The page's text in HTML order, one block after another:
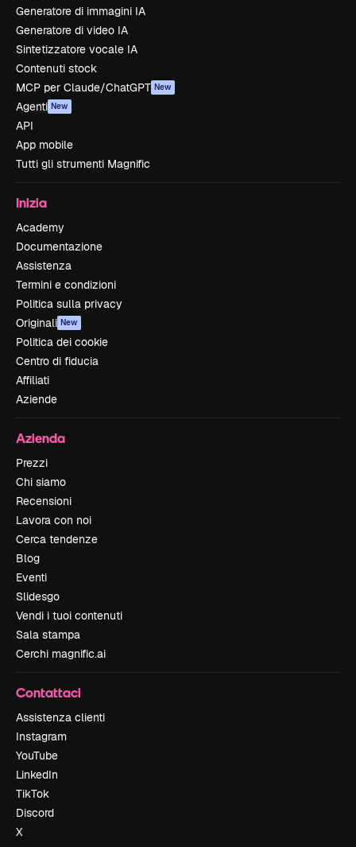
Generatore di immagini IA
Generatore di video IA
Sintetizzatore vocale IA
Contenuti stock
MCP per Claude/ChatGPT New
Agenti New
API
App mobile
Tutti gli strumenti Magnific
Inizia
Academy
Documentazione
Assistenza
Termini e condizioni
Politica sulla privacy
Originali New
Politica dei cookie
Centro di fiducia
Affiliati
Aziende
Azienda
Prezzi
Chi siamo
Recensioni
Lavora con noi
Cerca tendenze
Blog
Eventi
Slidesgo
Vendi i tuoi contenuti
Sala stampa
Cerchi magnific.ai
Contattaci
Assistenza clienti
Instagram
YouTube
LinkedIn
TikTok
Discord
X